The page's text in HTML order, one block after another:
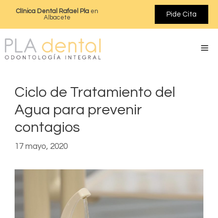
Clínica Dental Rafael Plaen
Albacete
Pide Cita
Ciclo de Tratamiento del
Agua para prevenir
contagios
17 mayo, 2020